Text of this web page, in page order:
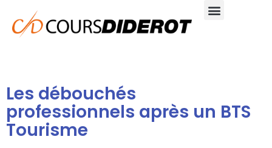
contenu
Les débouchés
professionnels après un BTS
Tourisme